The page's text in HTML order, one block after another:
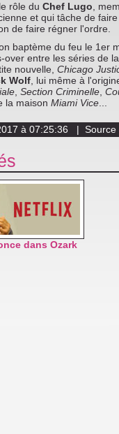
rôle du Chef Lugo ,
et qui tâche de
de faire régner l'ordre.
baptème du feu le 1er
over entre les séries de
nouvelle, Chicago
Wolf , lui même à
Section Criminelle
la maison Miami Vice
à 07:25:36 | Source
dans Ozark